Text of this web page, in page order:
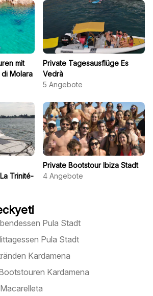
mit
Molara
Private Tagesausflüge Es
Vedrà
5 Angebote
Trinité-
Private Bootstour Ibiza Stadt
4 Angebote
Pula Stadt
Pula Stadt
Kardamena
Kardamena